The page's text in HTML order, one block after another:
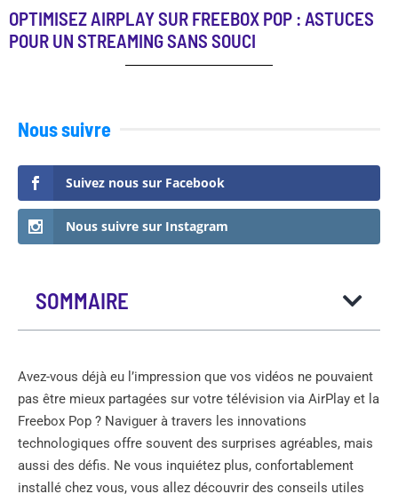
OPTIMISEZ AIRPLAY SUR FREEBOX POP : ASTUCES
POUR UN STREAMING SANS SOUCI
Nous suivre
Suivez nous sur Facebook
Nous suivre sur Instagram
SOMMAIRE
Avez-vous déjà eu l’impression que vos vidéos ne pouvaient
pas être mieux partagées sur votre télévision via AirPlay et la
Freebox Pop ? Naviguer à travers les innovations
technologiques offre souvent des surprises agréables, mais
aussi des défis. Ne vous inquiétez plus, confortablement
installé chez vous, vous allez découvrir des conseils utiles